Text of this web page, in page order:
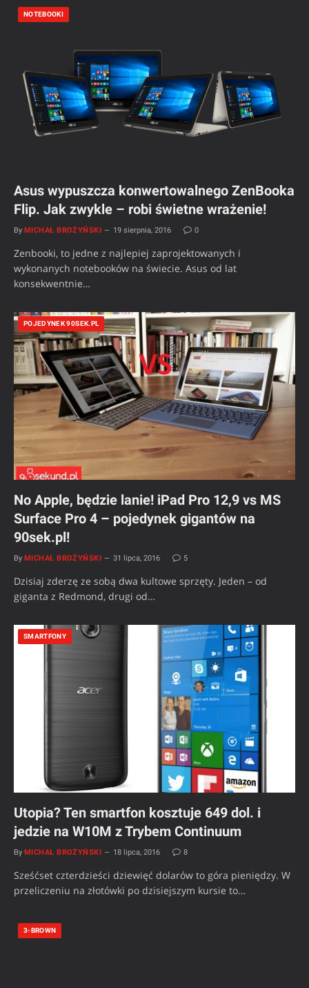
NOTEBOOKI
Asus wypuszcza konwertowalnego ZenBooka
Flip. Jak zwykle – robi świetne wrażenie!
By MICHAŁ BROŻYŃSKI 19 sierpnia, 2016 0
Zenbooki, to jedne z najlepiej zaprojektowanych i
wykonanych notebooków na świecie. Asus od lat
konsekwentnie…
POJEDYNEK 90SEK.PL
No Apple, będzie lanie! iPad Pro 12,9 vs MS
Surface Pro 4 – pojedynek gigantów na
90sek.pl!
By MICHAŁ BROŻYŃSKI 31 lipca, 2016 5
Dzisiaj zderzę ze sobą dwa kultowe sprzęty. Jeden – od
giganta z Redmond, drugi od…
SMARTFONY
Utopia? Ten smartfon kosztuje 649 dol. i
jedzie na W10M z Trybem Continuum
By MICHAŁ BROŻYŃSKI 18 lipca, 2016 8
Sześćset czterdzieści dziewięć dolarów to góra pieniędzy. W
przeliczeniu na złotówki po dzisiejszym kursie to…
3-BROWN